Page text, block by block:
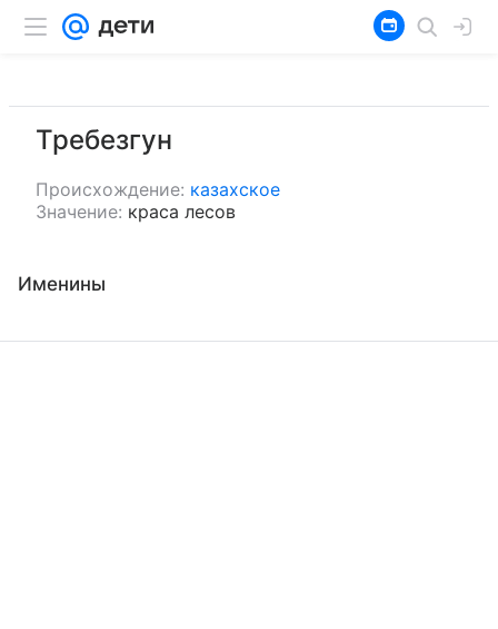
Требезгун
Происхождение: казахское
Значение: краса лесов
Именины